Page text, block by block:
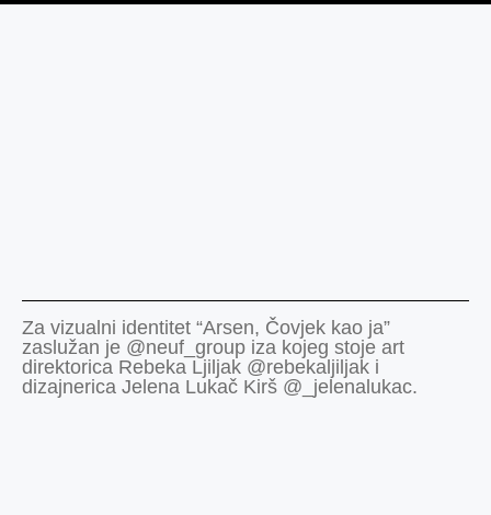
Za vizualni identitet “Arsen, Čovjek kao ja”
zaslužan je @neuf_group iza kojeg stoje art
direktorica Rebeka Ljiljak @rebekaljiljak i
dizajnerica Jelena Lukač Kirš @_jelenalukac.